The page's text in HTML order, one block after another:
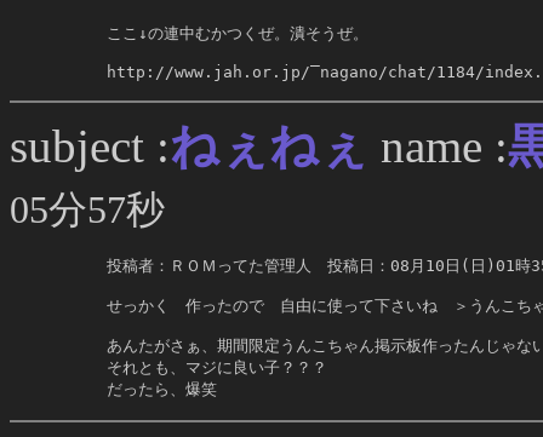
     ここ↓の連中むかつくぜ。潰そうぜ。
http://www.jah.or.jp/‾nagano/chat/1184/
subject :ねぇねぇ name :
05分57秒
投稿者：ＲＯＭってた管理人　投稿日：08月10日(日)01時
せっかく　作ったので　自由に使って下さいね　＞うんこち
あんたがさぁ、期間限定うんこちゃん掲示板作ったんじゃな
     それとも、マジに良い子？？？
     だったら、爆笑